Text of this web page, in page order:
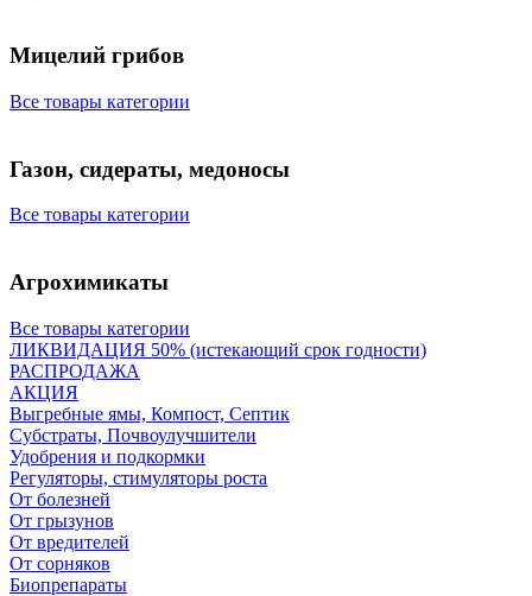
Мицелий грибов
Все товары категории
Газон, сидераты, медоносы
Все товары категории
Агрохимикаты
Все товары категории
ЛИКВИДАЦИЯ 50% (истекающий срок годности)
РАСПРОДАЖА
АКЦИЯ
Выгребные ямы, Компост, Септик
Субстраты, Почвоулучшители
Удобрения и подкормки
Регуляторы, стимуляторы роста
От болезней
От грызунов
От вредителей
От сорняков
Биопрепараты